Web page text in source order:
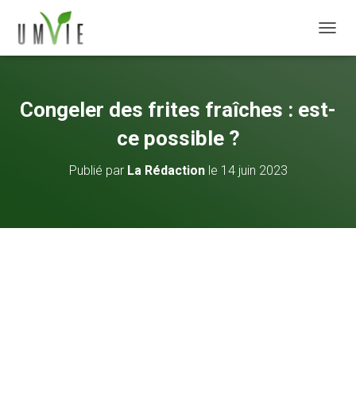
Congeler des frites fraîches : est-
ce possible ?
Publié par La Rédactionle 14 juin 2023